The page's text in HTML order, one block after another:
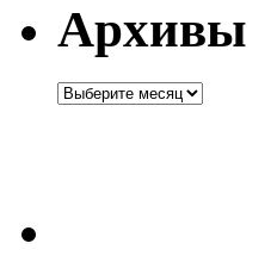
Архивы